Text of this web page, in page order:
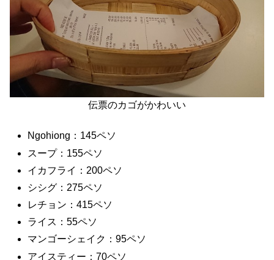
伝票のカゴがかわいい
Ngohiong：145ペソ
スープ：155ペソ
イカフライ：200ペソ
シシグ：275ペソ
レチョン：415ペソ
ライス：55ペソ
マンゴーシェイク：95ペソ
アイスティー：70ペソ